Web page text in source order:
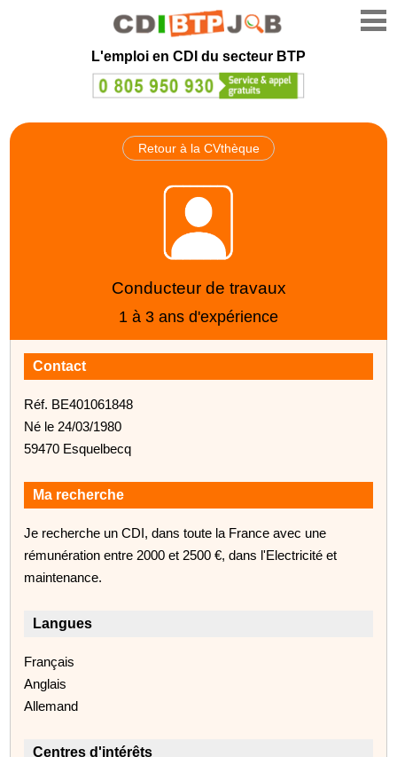
L'emploi en CDI du secteur BTP
Retour à la CVthèque
Conducteur de travaux
1 à 3 ans d'expérience
Contact
Réf. BE401061848
Né le 24/03/1980
59470 Esquelbecq
Ma recherche
Je recherche un CDI, dans toute la France avec une
rémunération entre 2000 et 2500 €, dans l'Electricité et
maintenance.
Langues
Français
Anglais
Allemand
Centres d'intérêts